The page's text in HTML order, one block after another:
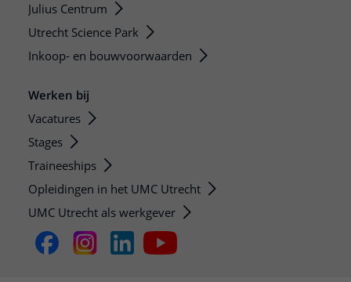
Julius Centrum
Utrecht Science Park
Inkoop- en bouwvoorwaarden
Werken bij
Vacatures
Stages
Traineeships
Opleidingen in het UMC Utrecht
UMC Utrecht als werkgever